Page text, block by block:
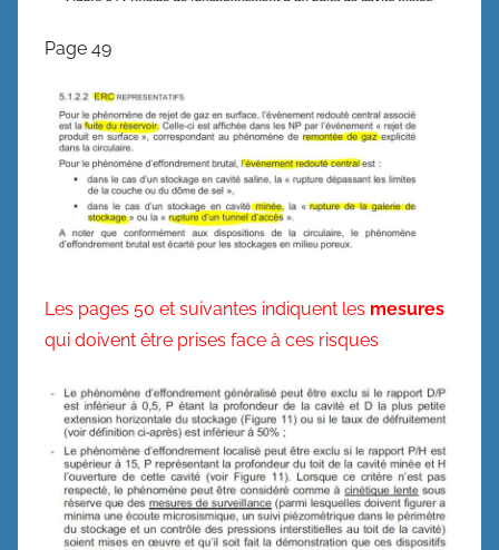
Page 49
Les pages 50 et suivantes indiquent les mesures
qui doivent être prises face à ces risques